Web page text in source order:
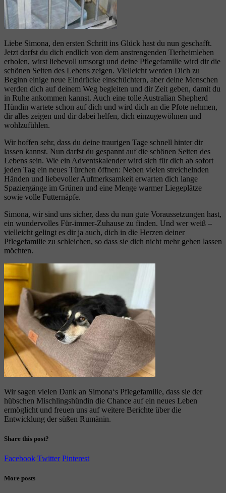
Liebe Simona, den ersten Schritt ins Glück hast du nun geschafft.
Jetzt darfst du dich endlich von dem anstrengenden Tierheimleben
erholen, wirst liebevoll umsorgt und deine Pflegefamilie wird dir die
schönen Seiten des Lebens zeigen. Vielleicht werden Dich zu
Beginn einige neue Eindrücke einschüchtern, aber deine Menschen
werden dich auf deinem Weg begleiten und dir Zeit geben, damit du
in Ruhe ankommen kannst. Auch eine tolle Australian Shepherd
Hündin wartete schon auf dich und wird dich an die Pfote nehmen,
dir alles zeigen und dir dabei helfen, dich einzugewöhnen und
wohlzufühlen.
Wir hoffen sehr, dass du deine traurigen Tage schnell hinter dir
lassen kannst. Nun darfst du gespannt auf die schönen Seiten des
Lebens sein. Wie ein Adventskalender wird sich für dich ab sofort
jeden Tag ein neues Türchen öffnen: Neben vielen streichelnden
Händen und liebevoller Aufmerksamkeit erwarten dich lange
Spaziergänge im Grünen und eine Menge warmer Liegeplätze
sowie volle Futternäpfe.
Simona, wir sind uns sicher, dass du nun gute Voraussetzungen hast,
ein wundervolles Für-immer-Zuhause zu finden. Und wer weiß –
vielleicht gelingt es dir ja auch, dich in die Herzen deiner
Pflegefamilie zu schleichen, so dass sie dich nicht mehr gehen lassen
möchten.
Wir sagen vielen Dank an Simona‘s Pflegefamilie, dass sie der
hübschen Mischlingshündin die Chance auf ein neues Leben
ermöglicht und freuen uns auf weitere Berichte über die
Entwicklung der süßen Rumänin.
Share this post?
Facebook Twitter Pinterest
More posts